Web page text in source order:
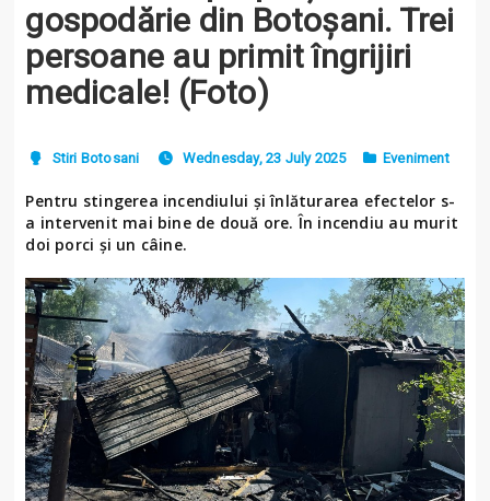
gospodărie din Botoșani. Trei
persoane au primit îngrijiri
medicale! (Foto)
Stiri Botosani Wednesday, 23 July 2025 Eveniment
Pentru stingerea incendiului și înlăturarea efectelor s-
a intervenit mai bine de două ore. În incendiu au murit
doi porci și un câine.